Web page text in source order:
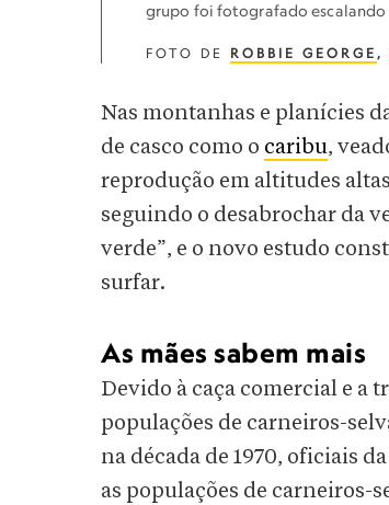
grupo foi fotografado escalando
FOTO DE ROBBIE GEORGE ,
Nas montanhas e planícies
de casco como o caribu,
reprodução em altitudes
seguindo o desabrochar da
verde”, e o novo estudo
surfar.
As mães sabem mais
Devido à caça comercial e a
populações de carneiros-
na década de 1970, oficiais
as populações de carneiros-